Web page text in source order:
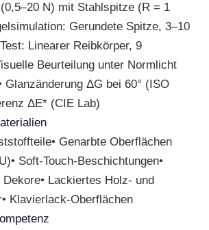
N) mit Stahlspitze (R = 1
Gerundete Spitze, 3–10
Linearer Reibkörper, 9
Beurteilung unter Normlicht
Glanzänderung ΔG bei 60° (ISO
ΔE* (CIE Lab)
Genarbte Oberflächen
Soft-Touch-Beschichtungen•
Lackiertes Holz- und
Klavierlack-Oberflächen